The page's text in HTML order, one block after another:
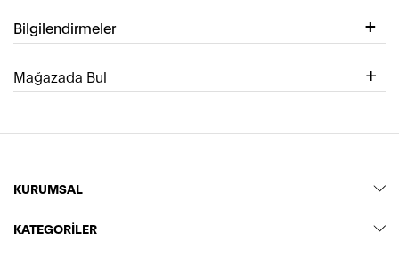
Bilgilendirmeler
Mağazada Bul
KURUMSAL
KATEGORİLER